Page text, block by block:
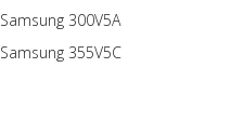
Samsung 300V5A
Samsung 355V5C